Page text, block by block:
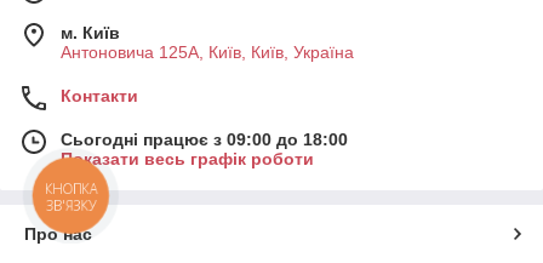
м. Київ
Антоновича 125А, Київ, Київ, Україна
Контакти
Сьогодні працює з 09:00 до 18:00
Показати весь графік роботи
Про нас
КНОПКА
ЗВ'ЯЗКУ